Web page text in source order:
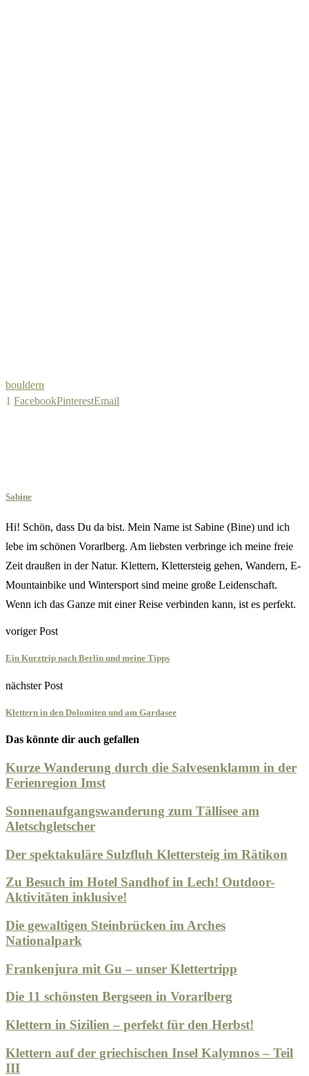
bouldern
1 FacebookPinterestEmail
Sabine
Hi! Schön, dass Du da bist. Mein Name ist Sabine (Bine) und ich
lebe im schönen Vorarlberg. Am liebsten verbringe ich meine freie
Zeit draußen in der Natur. Klettern, Klettersteig gehen, Wandern, E-
Mountainbike und Wintersport sind meine große Leidenschaft.
Wenn ich das Ganze mit einer Reise verbinden kann, ist es perfekt.
voriger Post
Ein Kurztrip nach Berlin und meine Tipps
nächster Post
Klettern in den Dolomiten und am Gardasee
Das könnte dir auch gefallen
Kurze Wanderung durch die Salvesenklamm in der
Ferienregion Imst
Sonnenaufgangswanderung zum Tällisee am
Aletschgletscher
Der spektakuläre Sulzfluh Klettersteig im Rätikon
Zu Besuch im Hotel Sandhof in Lech! Outdoor-
Aktivitäten inklusive!
Die gewaltigen Steinbrücken im Arches
Nationalpark
Frankenjura mit Gu – unser Klettertripp
Die 11 schönsten Bergseen in Vorarlberg
Klettern in Sizilien – perfekt für den Herbst!
Klettern auf der griechischen Insel Kalymnos – Teil
III